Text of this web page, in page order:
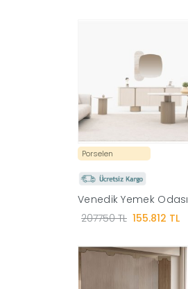
Porselen
Venedik Yemek Odası
207750 TL 155.812 TL